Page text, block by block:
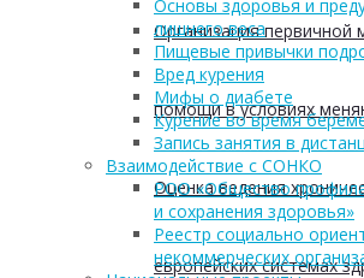
Организация первичной
помощи в условиях
Оценка ведения
европейских системах
Основы здоровья и
лишнего веса
Пищевые привычки
Вред курения
Мифы о диабете
Курение во время
Запись занятия в
Взаимодействие с СОНКО
РОО «Общество
и сохранения здоровья»
Реестр социально
некоммерческих